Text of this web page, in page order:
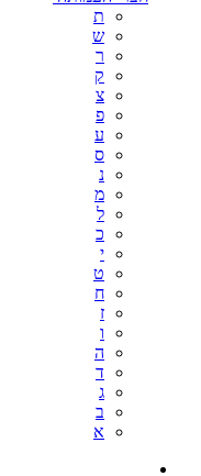
ת
ש
ר
ק
צ
פ
ע
ס
נ
מ
ל
כ
י
ט
ח
ז
ו
ה
ד
ג
ב
א